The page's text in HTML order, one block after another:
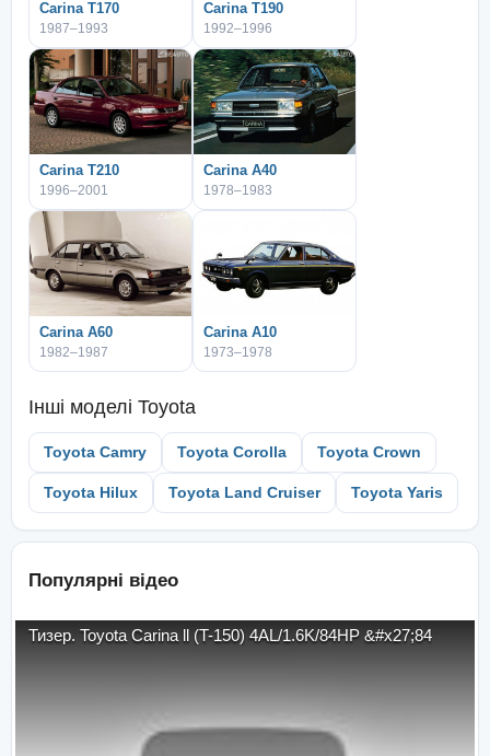
Carina T170
1987–1993
Carina T190
1992–1996
Carina T210
1996–2001
Carina A40
1978–1983
Carina A60
1982–1987
Carina A10
1973–1978
Інші моделі Toyota
Toyota Camry Toyota Corolla Toyota Crown
Toyota Hilux Toyota Land Cruiser Toyota Yaris
Популярні відео
Тизер. Toyota Carina ll (T-150) 4AL/1.6K/84HP &#x27;84